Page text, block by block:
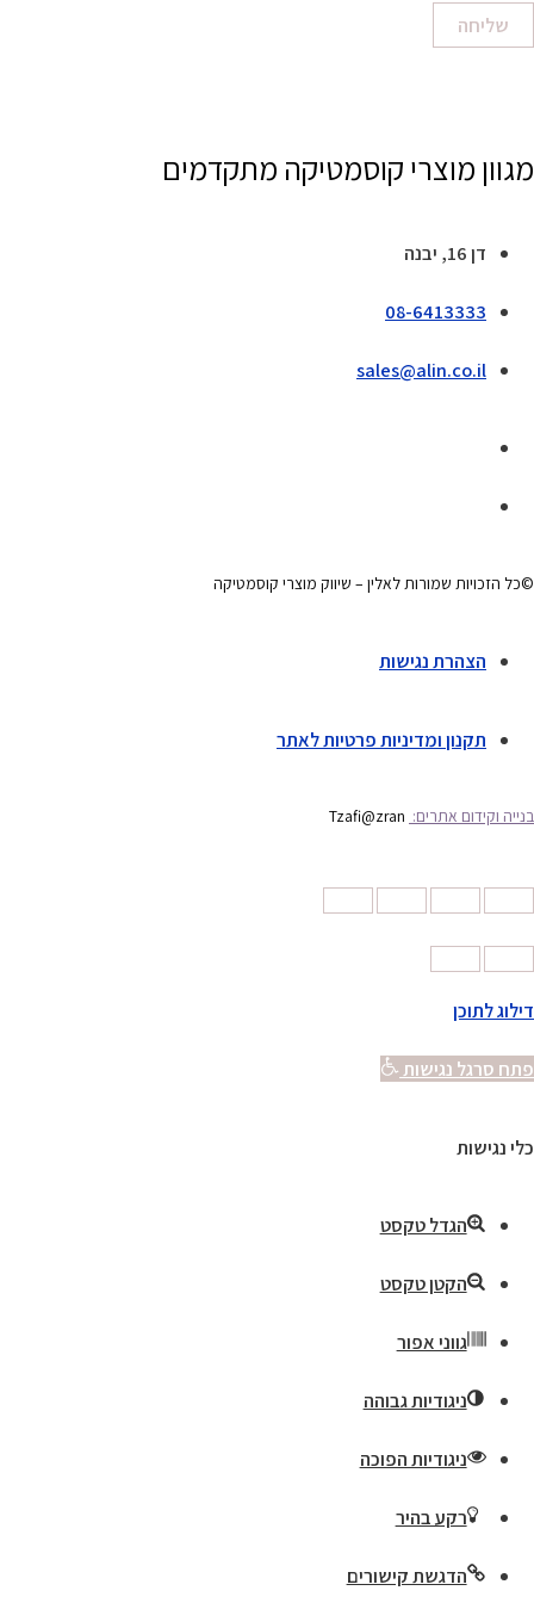
שליחה
מגוון מוצרי קוסמטיקה מתקדמים
דן 16, יבנה
08-6413333
sales@alin.co.il
©כל הזכויות שמורות לאלין – שיווק מוצרי קוסמטיקה
הצהרת נגישות
תקנון ומדיניות פרטיות לאתר
בנייה וקידום אתרים: Tzafi@zran
דילוג לתוכן
פתח סרגל נגישות
כלי נגישות
הגדל טקסט
הקטן טקסט
גווני אפור
ניגודיות גבוהה
ניגודיות הפוכה
רקע בהיר
הדגשת קישורים